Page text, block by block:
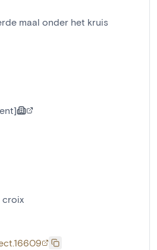
maal onder het kruis
croix